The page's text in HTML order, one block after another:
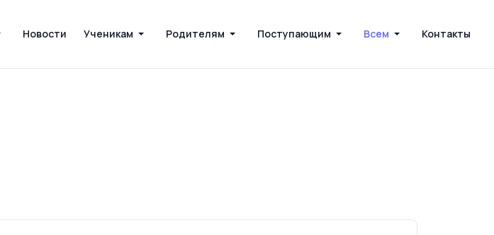
Новости Ученикам Родителям Поступающим Всем Контакты